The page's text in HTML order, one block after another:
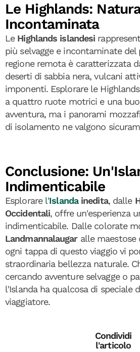
Le Highlands:
Incontaminata
Le Highlands islandesi
più selvagge e incontaminate del
regione remota è caratterizzata
deserti di sabbia nera, vulcani
imponenti. Esplorare le
a quattro ruote motrici e una
avventura, ma i panorami
di isolamento ne valgono
Conclusione:
Indimenticabile
Esplorare l'Islandainedita, dalle
Occidentali, offre un'esperienza
indimenticabile. Dalle colorate
Landmannalaugaralle maestose
ogni tappa di questo viaggio vi
straordinaria bellezza naturale.
cercando avventure selvagge o
l'Islanda ha qualcosa di speciale
viaggiatore.
Condividi
l'articolo